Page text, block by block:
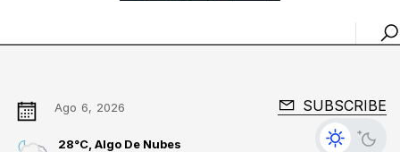
Ago 6, 2026
28°C, Algo De Nubes
SUBSCRIBE